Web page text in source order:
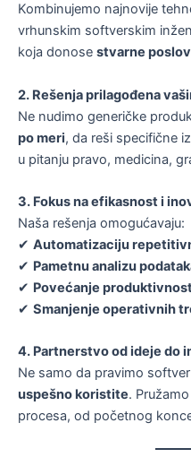
Kombinujemo najnovije
vrhunskim softverskim
koja donose stvarne
2. Rešenja prilagođena
Ne nudimo generičke
po meri, da reši specifične
u pitanju pravo, medicina,
3. Fokus na efikasnost i
Naša rešenja omogućavaju:
✔ Automatizaciju
✔ Pametnu analizu
✔ Povećanje
✔ Smanjenje operativnih
4. Partnerstvo od ideje do
Ne samo da pravimo
uspešno koristite.
procesa, od početnog